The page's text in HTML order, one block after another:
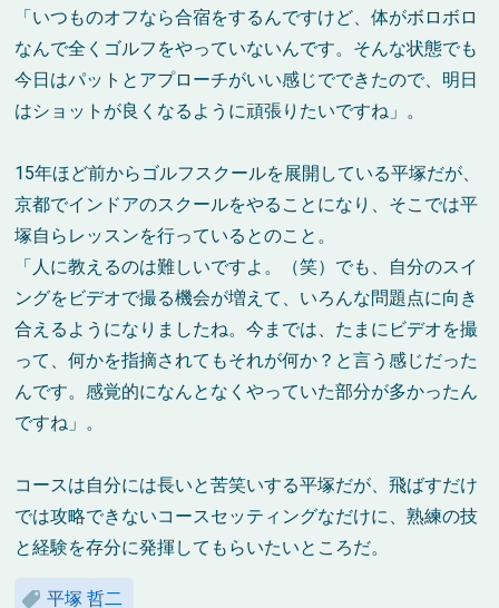
「いつものオフなら合宿をするんですけど、体がボロボロ
なんで全くゴルフをやっていないんです。そんな状態でも
今日はパットとアプローチがいい感じでできたので、明日
はショットが良くなるように頑張りたいですね」。
15年ほど前からゴルフスクールを展開している平塚だが、
京都でインドアのスクールをやることになり、そこでは平
塚自らレッスンを行っているとのこと。
「人に教えるのは難しいですよ。（笑）でも、自分のスイ
ングをビデオで撮る機会が増えて、いろんな問題点に向き
合えるようになりましたね。今までは、たまにビデオを撮
って、何かを指摘されてもそれが何か？と言う感じだった
んです。感覚的になんとなくやっていた部分が多かったん
ですね」。
コースは自分には長いと苦笑いする平塚だが、飛ばすだけ
では攻略できないコースセッティングなだけに、熟練の技
と経験を存分に発揮してもらいたいところだ。
平塚 哲二